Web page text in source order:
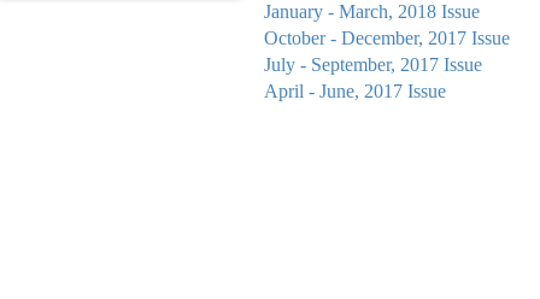
January - March, 2018 Issue
October - December, 2017 Issue
July - September, 2017 Issue
April - June, 2017 Issue